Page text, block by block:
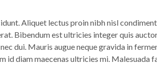
Aliquet lectus proin nibh nisl
Bibendum est ultricies integer quis
dui. Mauris augue neque gravida in
id diam maecenas ultricies mi. Malesuada